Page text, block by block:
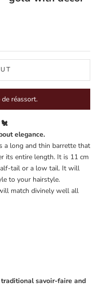
réassort.
elegance.
a long and thin barrette that
its entire length. It is 11 cm
tail or a low tail. It will
to your hairstyle.
match divinely well all
savoir-faire and